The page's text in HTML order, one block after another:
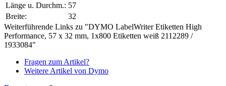
Länge u. Durchm.: 57
Breite:
32
Weiterführende Links zu "DYMO LabelWriter Etiketten High
Performance, 57 x 32 mm, 1x800 Etiketten weiß 2112289 /
1933084"
Fragen zum Artikel?
Weitere Artikel von Dymo